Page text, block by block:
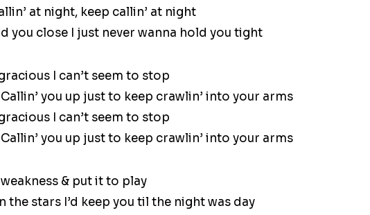
at night, keep callin’ at night
you close I just never wanna hold you tight
I can’t seem to stop
Callin’ you up just to keep crawlin’ into your arms
I can’t seem to stop
Callin’ you up just to keep crawlin’ into your arms
& put it to play
the stars I’d keep you til the night was day